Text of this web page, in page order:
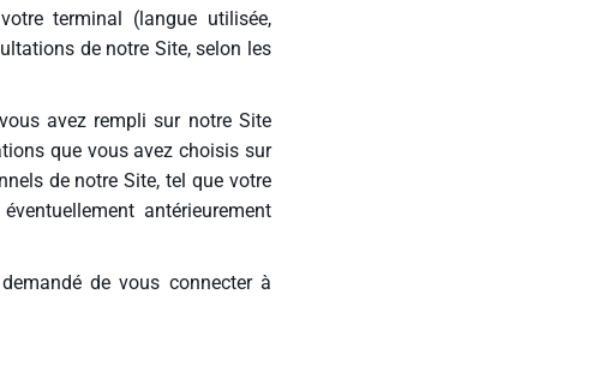
terminal (langue utilisée,
de notre Site, selon les
avez rempli sur notre Site
que vous avez choisis sur
de notre Site, tel que votre
antérieurement
de vous connecter à